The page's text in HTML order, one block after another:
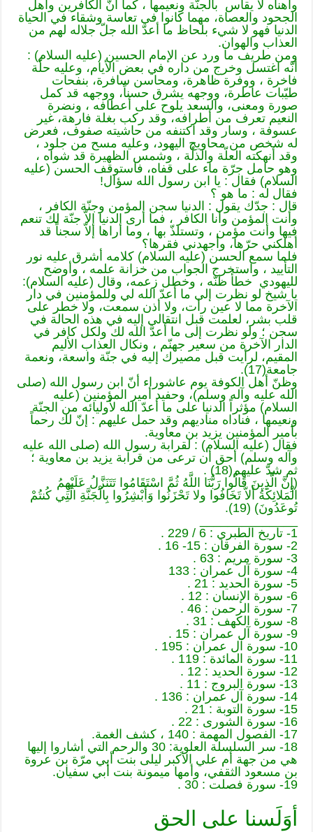
وأهنأه لا يقاس بالجنّة ونعيمها ، كما أنّ الكافرين وأهل
الجحود والعصاة، مهما كانوا في تعاسة وشقاء في الحياة
الدنيا فهو لا شيء بلحاظ ما أعدّ الله جلّ جلاله لهم من
العذاب والهوان.
ومن طريف ما ورد عن الإمام الحسين (عليه السلام) :
أنّه اغتسل وخرج من داره في بعض الأيام، وعليه حلّة
فاخرة ، ووفرة ظاهرة، ومحاسن سافرة، بنفحات
طيّبات عاطرة، ووجهه يشرق حسناً، ووجهه قد كمل
صورة ومعنى، والسعد يلوح على أعطافه ، ونضرة
النعيم تعرف من أطرافه، وقد ركب بغلة فارهة، غير
عسوفة ، وسار وقد اكتنفه من حاشيته صفوف، فعرض
له شخص من محاويج اليهود، وعليه مسح من جلود ،
وقد أنهكته العلّة والذلّة ، وشمس الظهيرة قد شواه ،
وهو حامل جرّة ماء على قفاه، فاستوقف الحسن (عليه
السلام) فقال : يا ابن رسول الله سؤال!
فقال له : ما هو ؟
قال : جدّك يقول : الدنيا سجن المؤمن وجنّة الكافر ،
وأنت المؤمن وأنا الكافر ، فما أرى الدنيا إلاّ جنّة لك تنعم
فيها وأنت مؤمن ، وتستلذّ بها ، وما أراها إلاّ سجناً قد
أهلكني حرّها، وأجهدني فقرها؟
فلما سمع الحسن (عليه السلام) كلامه أشرق عليه نور
التأييد ، واستخرج الجواب من خزانة علمه ، وأوضح
لليهودي خطأ ظنّه ، وخطل زعمه، وقال (عليه السلام):
يا شيخ لو نظرت إلى ما أعدّ الله لي وللمؤمنين في دار
الآخرة مما لا عين رأت، ولا أذن سمعت، ولا خطر على
قلب بشر، لعلمت قبل انتقالي إليه في هذه الحالة في
سجن ؛ ولو نظرت إلى ما أعدّ الله لك ولكل كافر في
الدار الآخرة من سعير جهنّم ، ونكال العذاب الأليم
المقيم، لرأيت قبل مصيرك إليه في جنّة واسعة، ونعمة
جامعة(17).
وظنّ أهل الكوفة يوم عاشوراء أنّ ابن رسول الله (صلى
الله عليه وآله وسلم)، وحفيد أمير المؤمنين (عليه
السلام) مؤثراً الدنيا على ما أعدّ الله لأوليائه من الجنّة
ونعيمها ، فناداه مناديهم وقد حمل عليهم : إنّ لك رحماً
بأمير المؤمنين يزيد بن معاوية.
فقال (عليه السلام) : لقرابة رسول الله (صلى الله عليه
وآله وسلم) أحق أن ترعى من قرابة يزيد بن معاوية ؛
ثم شدّ عليهم(18) .
(إِنَّ الَّذِينَ قَالُوا رَبُّنَا اللَّهُ ثُمَّ اسْتَقَامُوا تَتَنَزَّلُ عَلَيْهِمُ
الْمَلائِكَةُ أَلاّ تَخَافُوا ولا تَحْزَنُوا وَأَبْشِرُوا بِالْجَنَّةِ الَّتِي كُنتُمْ
تُوعَدُونَ) (19).
______________
1- تاريخ الطبري : 6 / 229 .
2- سورة الفرقان : 15- 16 .
3- سورة مريم : 63 .
4- سورة آل عمران : 133
5- سورة الحديد : 21 .
6- سورة الإنسان : 12 .
7- سورة الرحمن : 46 .
8- سورة الكهف : 31 .
9- سورة آل عمران : 15 .
10- سورة آل عمران : 195 .
11- سورة المائدة : 119 .
12- سورة الحديد : 12 .
13- سورة البروج : 11 .
14- سورة آل عمران : 136 .
15- سورة التوبة : 21 .
16- سورة الشورى : 22 .
17- الفصول المهمة : 140 ، كشف الغمة.
18- سر السلسلة العلوية: 30 والرحم التي أشاروا إليها
هي من جهة أم علي الأكبر ليلى بنت أبي مرّة بن عروة
بن مسعود الثقفي، وأمها ميمونة بنت أبي سفيان.
19- سورة فصلت : 30 .
أوَلَسنا على الحق